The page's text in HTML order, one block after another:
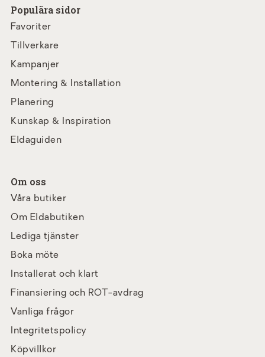
Populära sidor
Favoriter
Tillverkare
Kampanjer
Montering & Installation
Planering
Kunskap & Inspiration
Eldaguiden
Om oss
Våra butiker
Om Eldabutiken
Lediga tjänster
Boka möte
Installerat och klart
Finansiering och ROT-avdrag
Vanliga frågor
Integritetspolicy
Köpvillkor